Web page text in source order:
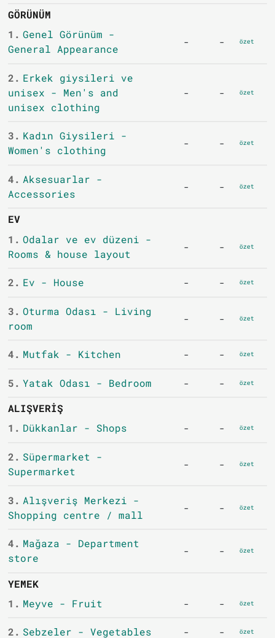
GÖRÜNÜM
1. Genel Görünüm -
General Appearance
- - özet
2. Erkek giysileri ve
unisex - Men's and
unisex clothing
- - özet
3. Kadın Giysileri -
Women's clothing
- - özet
4. Aksesuarlar -
Accessories
- - özet
EV
1. Odalar ve ev düzeni -
Rooms & house layout
- - özet
2. Ev - House - - özet
3. Oturma Odası - Living
room
- - özet
4. Mutfak - Kitchen - - özet
5. Yatak Odası - Bedroom - - özet
ALIŞVERIŞ
1. Dükkanlar - Shops - - özet
2. Süpermarket -
Supermarket
- - özet
3. Alışveriş Merkezi -
Shopping centre / mall
- - özet
4. Mağaza - Department
store
- - özet
YEMEK
1. Meyve - Fruit - - özet
2. Sebzeler - Vegetables - - özet